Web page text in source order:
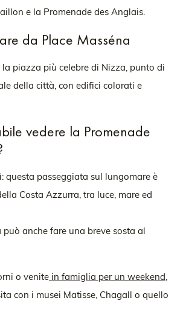
e la Promenade des Anglais.
da Place Masséna
la piazza più celebre di Nizza, punto di
della città, con edifici colorati e
vedere la Promenade
questa passeggiata sul lungomare è
Costa Azzurra, tra luce, mare ed
anche fare una breve sosta al
o venite in famiglia per un weekend
con i musei Matisse, Chagall o quello